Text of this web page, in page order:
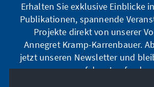
Erhalten Sie exklusive Einblicke
Publikationen, spannende
Projekte direkt von unserer
Annegret Kramp-Karrenbauer.
jetzt unseren Newsletter und
auf dem Laufenden.